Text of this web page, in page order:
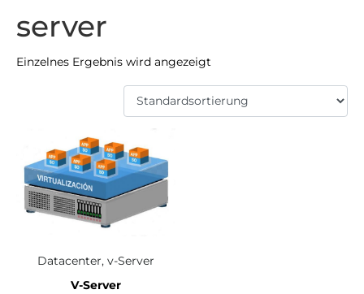
server
Einzelnes Ergebnis wird angezeigt
Datacenter, v-Server
V-Server